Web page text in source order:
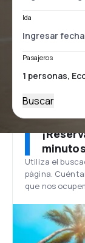
Ida
Pasajeros
Buscar
Utiliza el
página.
que nos